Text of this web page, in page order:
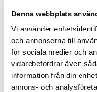
Denna webbplats
Vi använder
och annonserna till
för sociala medier och
vidarebefordrar även
information från din
annons- och
Lapland Husky
Not too far away from
Linda and Kim together
nice tours both during the
http://